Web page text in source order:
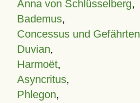
Anna von Schlüsselberg,
Bademus,
Concessus und Gefährten
Duvian,
Harmoët,
Asyncritus,
Phlegon,